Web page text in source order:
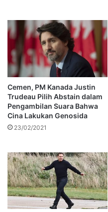
Cemen, PM Kanada Justin
Trudeau Pilih Abstain dalam
Pengambilan Suara Bahwa
Cina Lakukan Genosida
23/02/2021